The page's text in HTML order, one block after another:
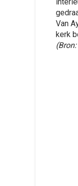
Van
kerk